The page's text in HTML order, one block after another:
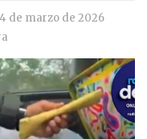
4 de marzo de 2026